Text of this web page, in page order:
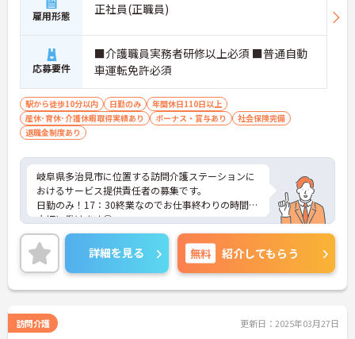
雇用形態 正社員(正職員)
応募要件
■介護職員実務者研修以上必須 ■普通自動
車運転免許必須
駅から徒歩10分以内 日勤のみ
年間休日110日以上
産休･育休･介護休暇取得実績あり
ボーナス・賞与あり
社会保険完備
退職金制度あり
岐阜県多治見市に位置する訪問介護ステーションに
おけるサービス提供責任者の募集です。
日勤のみ！17：30終業なのでお仕事終わりの時間を
大切に働けます◎
年間休日112日！メリハリのある働き方が叶います
♪
ご興味のある方には面接ポイントをお伝えしますの
で、お気軽にお問い合わせください！
詳細を見る 無料 紹介してもらう
訪問介護 更新日：2025年03月27日